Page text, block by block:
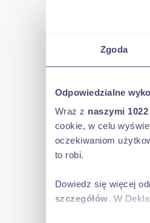
Zgoda
Odpowiedzialne
Wraz z naszymi
cookie, w celu
oczekiwaniom
to robi.
Dowiedz się więcej
szczegółów. W